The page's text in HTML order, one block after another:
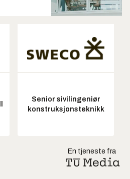
Senior sivilingeniør
konstruksjonsteknikk
En tjeneste fra